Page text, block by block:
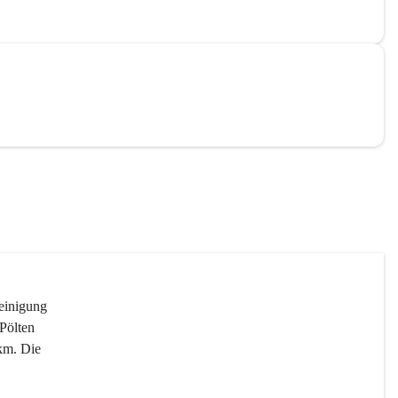
Die